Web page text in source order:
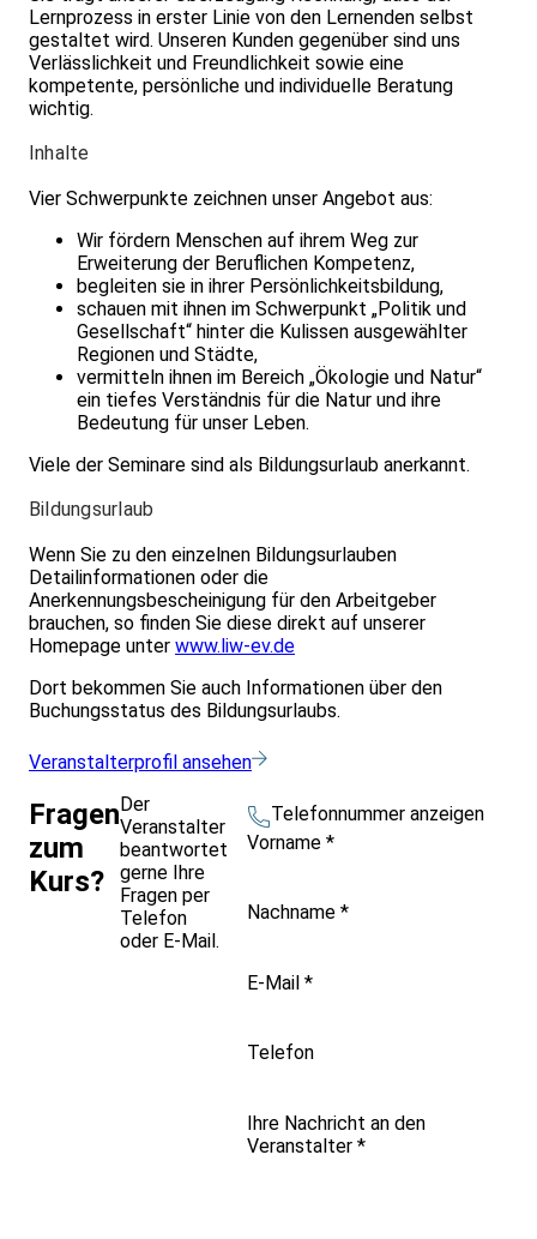
Lernprozess in erster Linie von den Lernenden selbst
gestaltet wird. Unseren Kunden gegenüber sind uns
Verlässlichkeit und Freundlichkeit sowie eine
kompetente, persönliche und individuelle Beratung
wichtig.
Inhalte
Vier Schwerpunkte zeichnen unser Angebot aus:
Wir fördern Menschen auf ihrem Weg zur
Erweiterung der Beruflichen Kompetenz,
begleiten sie in ihrer Persönlichkeitsbildung,
schauen mit ihnen im Schwerpunkt „Politik und
Gesellschaft“ hinter die Kulissen ausgewählter
Regionen und Städte,
vermitteln ihnen im Bereich „Ökologie und Natur“
ein tiefes Verständnis für die Natur und ihre
Bedeutung für unser Leben.
Viele der Seminare sind als Bildungsurlaub anerkannt.
Bildungsurlaub
Wenn Sie zu den einzelnen Bildungsurlauben
Detailinformationen oder die
Anerkennungsbescheinigung für den Arbeitgeber
brauchen, so finden Sie diese direkt auf unserer
Homepage unter www.liw-ev.de
Dort bekommen Sie auch Informationen über den
Buchungsstatus des Bildungsurlaubs.
Veranstalterprofil ansehen
Fragen
zum
Kurs?
Der
Veranstalter
beantwortet
gerne Ihre
Fragen per
Telefon
oder E-Mail.
Telefonnummer anzeigen
Vorname *
Nachname *
E-Mail *
Telefon
Ihre Nachricht an den
Veranstalter *